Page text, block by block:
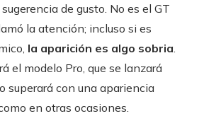
de gusto. No es el GT
la atención; incluso si es
la aparición es algo sobria
el modelo Pro, que se lanzará
superará con una apariencia
en otras ocasiones.